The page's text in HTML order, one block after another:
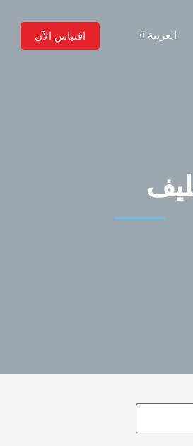
العربية اقتباس الآن